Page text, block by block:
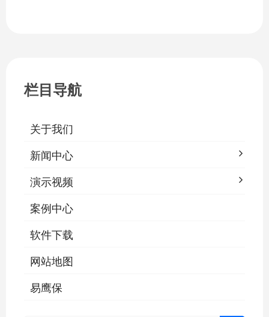
栏目导航
关于我们
新闻中心
演示视频
案例中心
软件下载
网站地图
易鹰保